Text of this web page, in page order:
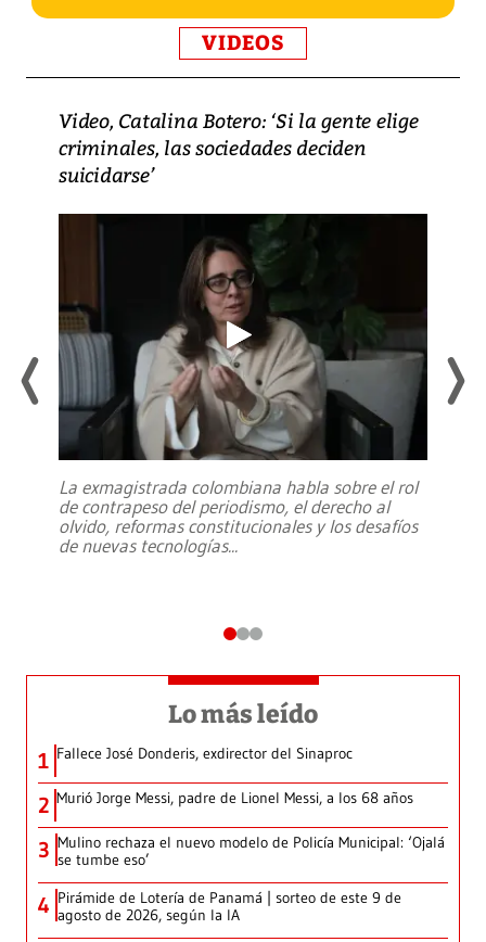
VIDEOS
Video, Catalina Botero: ‘Si la gente elige
criminales, las sociedades deciden
suicidarse’
La exmagistrada colombiana habla sobre el rol
de contrapeso del periodismo, el derecho al
olvido, reformas constitucionales y los desafíos
de nuevas tecnologías...
Lo más leído
1 Fallece José Donderis, exdirector del Sinaproc
2 Murió Jorge Messi, padre de Lionel Messi, a los 68 años
3 Mulino rechaza el nuevo modelo de Policía Municipal: ‘Ojalá
se tumbe eso’
4 Pirámide de Lotería de Panamá | sorteo de este 9 de
agosto de 2026, según la IA